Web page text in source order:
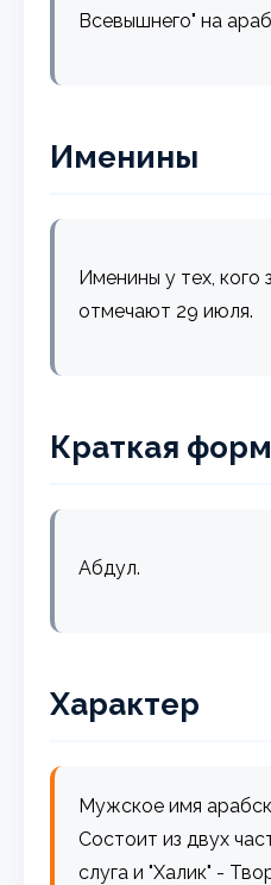
Всевышнего" на
Именины
Именины у тех, кого
отмечают 29 июля.
Краткая
Абдул.
Характер
Мужское имя
Состоит из двух
слуга и "Халик" -